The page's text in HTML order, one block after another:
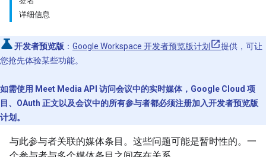
详细信息
开发者预览版 ： Google Workspace 开发者预览版计划
提供，可让
您抢先体验某些功能。
如需使用 Meet Media API 访问会议中的实时媒体，Google Cloud 项
目、OAuth 正文以及会议中的所有参与者都必须注册加入开发者预览版
计划。
与此参与者关联的媒体条目。这些问题可能是暂时性的。一